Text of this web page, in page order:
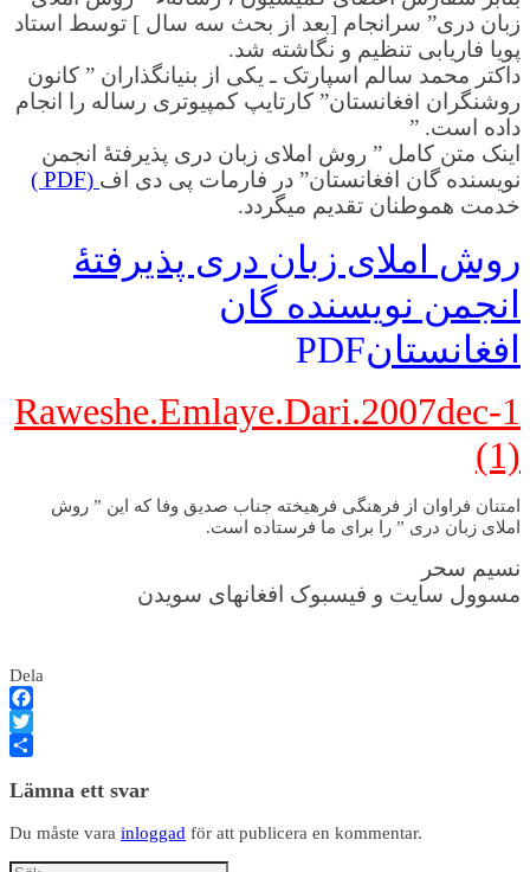
زبان دری” سرانجام [بعد از بحث سه سال ] توسط استاد
پویا فاریابی تنظیم و نگاشته شد.
داکتر محمد سالم اسپارتک ـ یکی از بنیانگذاران ” کانون
روشنگران افغانستان” کارتایپ کمپیوتری رساله را انجام
داده است. ”
اینک متن کامل ” روش املای زبان دری پذيرفتۀ انجمن
نويسنده گان افغانستان” در فارمات پی دی اف (PDF )
خدمت هموطنان تقدیم میگردد.
روش املای زبان دری پذيرفتۀ
انجمن نويسنده گان
افغانستانPDF
Raweshe.Emlaye.Dari.2007dec-1
(1)
امتنان فراوان از فرهنگی فرهیخته جناب صدیق وفا که این ” روش
املای زبان دری ” را برای ما فرستاده است.
نسیم سحر
مسوول سایت و فیسبوک افغانهای سویدن
Dela
Facebook
Twitter
Lämna ett svar
Du måste vara inloggad för att publicera en kommentar.